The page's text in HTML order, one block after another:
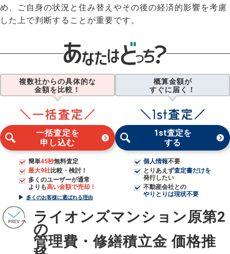
め、ご自身の状況と住み替えやその後の経済的影響を考慮
した上で判断することが重要です。
複数社からの具体的な
金額を比較！
一括査定を
申し込む
簡単45秒無料査定
最大9社比較・検討！
多くのユーザーが通常
よりも高い金額で売却！
多くのお客様に選ばれる理由
概算金額が
すぐに届く！
1st査定を
する
個人情報不要
とりあえず査定書だけを
発行したい
不動産会社との
やりとりは現状不要
ライオンズマンション原第2
の
管理費・修繕積立金 価格推